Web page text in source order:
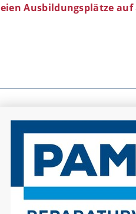
Ausbildungsplätze auf